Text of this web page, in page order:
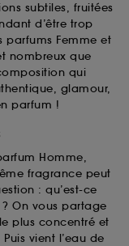
subtiles, fruitées
d’être trop
parfums Femme et
nombreux que
qui
glamour,
parfum !
Homme,
fragrance peut
: qu’est-ce
On vous partage
plus concentré et
vient l’eau de